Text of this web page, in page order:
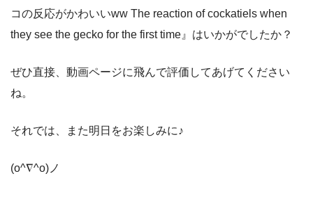
コの反応がかわいいww The reaction of cockatiels when
they see the gecko for the first time』はいかがでしたか？
ぜひ直接、動画ページに飛んで評価してあげてください
ね。
それでは、また明日をお楽しみに♪
(o^∇^o)ノ